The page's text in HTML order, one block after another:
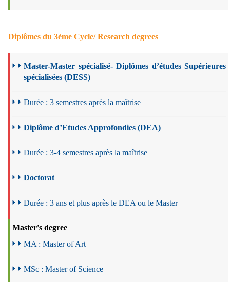
Diplômes du 3ème Cycle/ Research degrees
Master-Master spécialisé- Diplômes d’études Supérieures
spécialisées (DESS)
Durée : 3 semestres après la maîtrise
Diplôme d’Etudes Approfondies (DEA)
Durée : 3-4 semestres après la maîtrise
Doctorat
Durée : 3 ans et plus après le DEA ou le Master
Master's degree
MA : Master of Art
MSc : Master of Science